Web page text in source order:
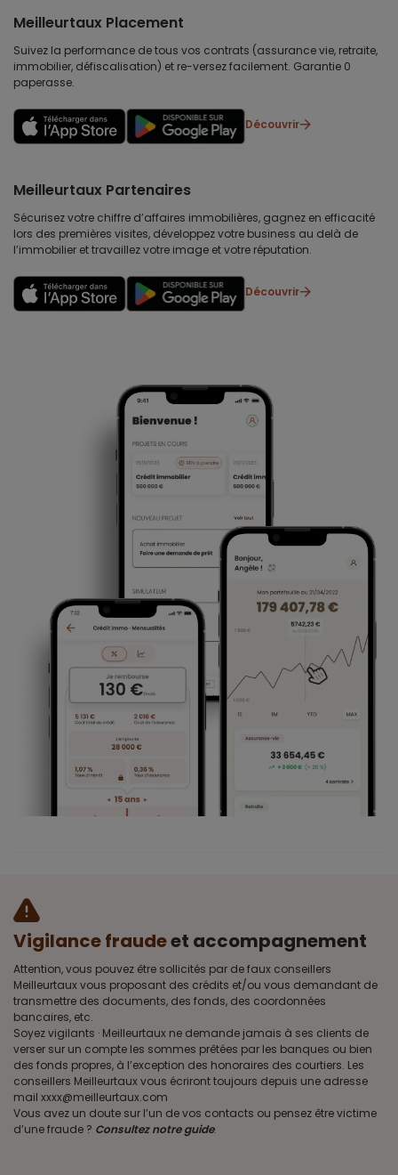
Meilleurtaux Placement
Suivez la performance de tous vos contrats (assurance vie, retraite,
immobilier, défiscalisation) et re-versez facilement. Garantie 0
paperasse.
Découvrir
Meilleurtaux Partenaires
Sécurisez votre chiffre d’affaires immobilières, gagnez en efficacité
lors des premières visites, développez votre business au delà de
l’immobilier et travaillez votre image et votre réputation.
Découvrir
Vigilance fraudeet accompagnement
Attention, vous pouvez être sollicités par de faux conseillers
Meilleurtaux vous proposant des crédits et/ou vous demandant de
transmettre des documents, des fonds, des coordonnées
bancaires, etc.
Soyez vigilants · Meilleurtaux ne demande jamais à ses clients de
verser sur un compte les sommes prêtées par les banques ou bien
des fonds propres, à l’exception des honoraires des courtiers. Les
conseillers Meilleurtaux vous écriront toujours depuis une adresse
mail xxxx@meilleurtaux.com
Vous avez un doute sur l’un de vos contacts ou pensez être victime
d’une fraude ? Consultez notre guide.